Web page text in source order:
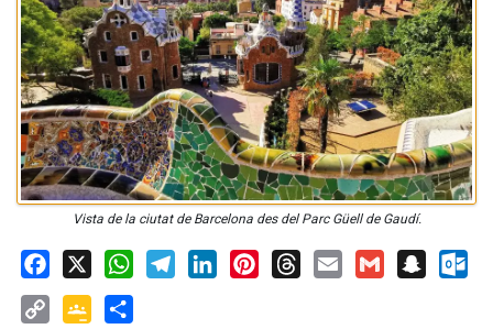
Vista de la ciutat de Barcelona des del Parc Güell de Gaudí.
Facebook
X WhatsApp